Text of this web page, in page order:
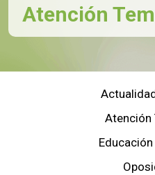
Atención
Atención